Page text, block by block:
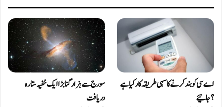
اے سی کو بند کرنے کا سہی طریقہ کار کیا ہے
؟ جانیئے
سورج سے ہزار گنا بڑا ایک خفیہ ستارہ
دریافت